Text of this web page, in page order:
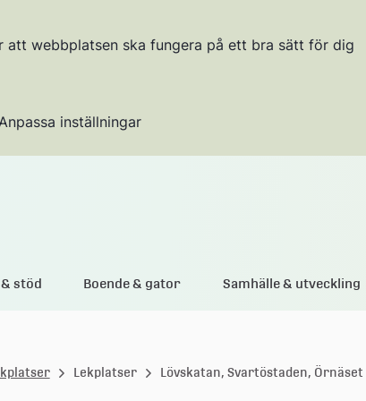
att webbplatsen ska fungera på ett bra sätt för dig
inställningar
stöd Boende & gator Samhälle & utveckling
Lekplatser Lövskatan, Svartöstaden, Örnäset